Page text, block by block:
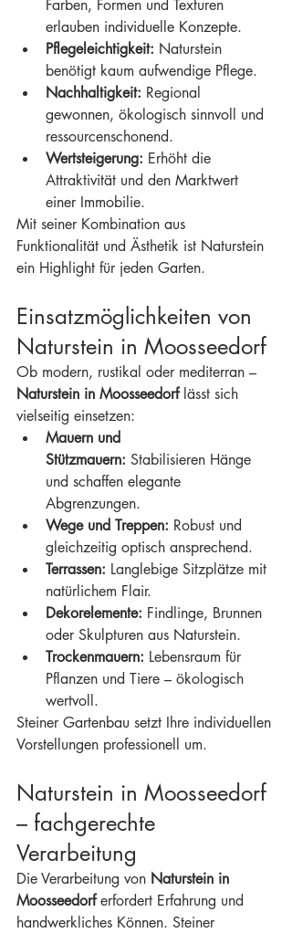
Farben, Formen und Texturen
erlauben individuelle Konzepte.
Pflegeleichtigkeit: Naturstein
benötigt kaum aufwendige Pflege.
Nachhaltigkeit: Regional
gewonnen, ökologisch sinnvoll und
ressourcenschonend.
Wertsteigerung: Erhöht die
Attraktivität und den Marktwert
einer Immobilie.
Mit seiner Kombination aus
Funktionalität und Ästhetik ist Naturstein
ein Highlight für jeden Garten.
Einsatzmöglichkeiten von
Naturstein in Moosseedorf
Ob modern, rustikal oder mediterran –
Naturstein in Moosseedorf lässt sich
vielseitig einsetzen:
Mauern und
Stützmauern: Stabilisieren Hänge
und schaffen elegante
Abgrenzungen.
Wege und Treppen: Robust und
gleichzeitig optisch ansprechend.
Terrassen: Langlebige Sitzplätze mit
natürlichem Flair.
Dekorelemente: Findlinge, Brunnen
oder Skulpturen aus Naturstein.
Trockenmauern: Lebensraum für
Pflanzen und Tiere – ökologisch
wertvoll.
Steiner Gartenbau setzt Ihre individuellen
Vorstellungen professionell um.
Naturstein in Moosseedorf
– fachgerechte
Verarbeitung
Die Verarbeitung von Naturstein in
Moosseedorf erfordert Erfahrung und
handwerkliches Können. Steiner